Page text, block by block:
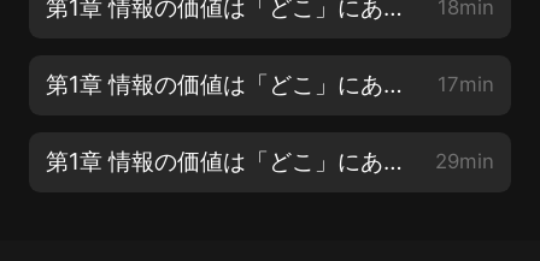
第1章 情報の価値は「どこ」にあるのか【4】 18min
第1章 情報の価値は「どこ」にあるのか【5】 17min
第1章 情報の価値は「どこ」にあるのか【6】 29min